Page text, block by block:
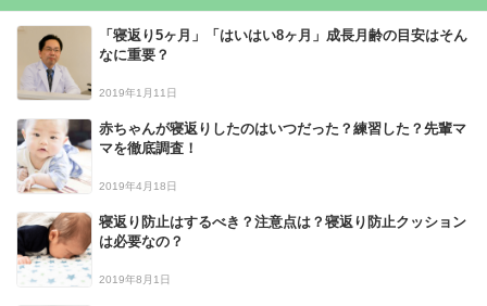
「寝返り5ヶ月」「はいはい8ヶ月」成長月齢の目安はそん
なに重要？
2019年1月11日
赤ちゃんが寝返りしたのはいつだった？練習した？先輩マ
マを徹底調査！
2019年4月18日
寝返り防止はするべき？注意点は？寝返り防止クッション
は必要なの？
2019年8月1日